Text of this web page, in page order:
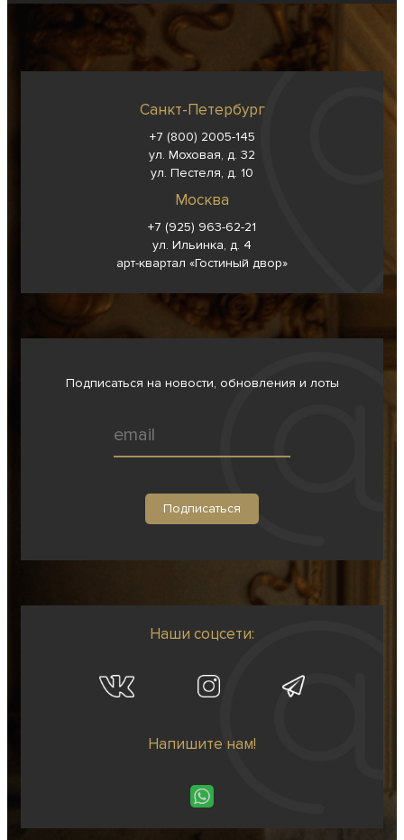
Санкт-Петербург
+7 (800) 2005-145
ул. Моховая, д. 32
ул. Пестеля, д. 10
Москва
+7 (925) 963-62-21
ул. Ильинка, д. 4
арт-квартал «Гостиный двор»
Подписаться на новости, обновления и лоты
Наши соцсети:
Напишите нам!